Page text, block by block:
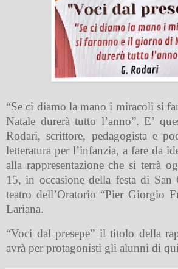
“Se ci diamo la mano i miracoli si
Natale durerà tutto l’anno”. E’
Rodari, scrittore, pedagogista e
letteratura per l’infanzia, a fare da
alla rappresentazione che si terrà
15, in occasione della festa di San
teatro dell’Oratorio “Pier Giorgio
Lariana.
“Voci dal presepe” il titolo della
avrà per protagonisti gli alunni di